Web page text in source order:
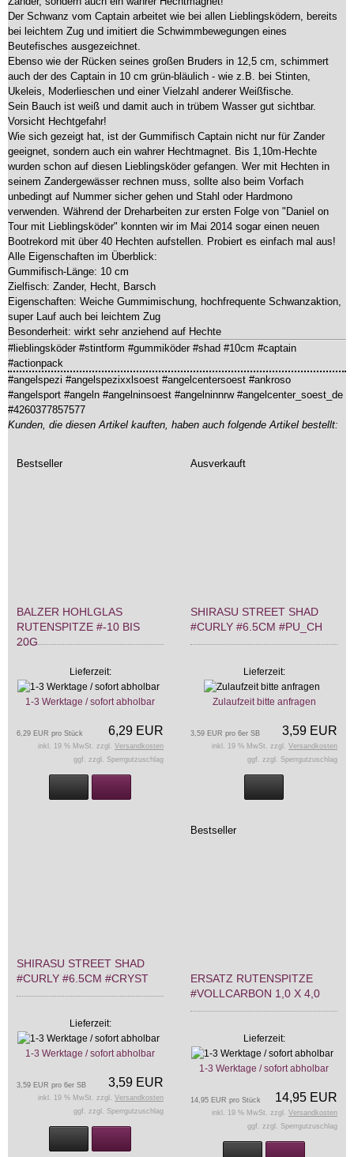
Der Schwanz vom Captain arbeitet wie bei allen Lieblingsködern, bereits
bei leichtem Zug und imitiert die Schwimmbewegungen eines
Beutefisches ausgezeichnet.
Ebenso wie der Rücken seines großen Bruders in 12,5 cm, schimmert
auch der des Captain in 10 cm grün-bläulich - wie z.B. bei Stinten,
Ukeleis, Moderlieschen und einer Vielzahl anderer Weißfische.
Sein Bauch ist weiß und damit auch in trübem Wasser gut sichtbar.
Vorsicht Hechtgefahr!
Wie sich gezeigt hat, ist der Gummifisch Captain nicht nur für Zander
geeignet, sondern auch ein wahrer Hechtmagnet. Bis 1,10m-Hechte
wurden schon auf diesen Lieblingsköder gefangen. Wer mit Hechten in
seinem Zandergewässer rechnen muss, sollte also beim Vorfach
unbedingt auf Nummer sicher gehen und Stahl oder Hardmono
verwenden. Während der Dreharbeiten zur ersten Folge von "Daniel on
Tour mit Lieblingsköder" konnten wir im Mai 2014 sogar einen neuen
Bootrekord mit über 40 Hechten aufstellen. Probiert es einfach mal aus!
Alle Eigenschaften im Überblick:
Gummifisch-Länge: 10 cm
Zielfisch: Zander, Hecht, Barsch
Eigenschaften: Weiche Gummimischung, hochfrequente Schwanzaktion,
super Lauf auch bei leichtem Zug
Besonderheit: wirkt sehr anziehend auf Hechte
#lieblingsköder #stintform #gummiköder #shad #10cm #captain
#actionpack
#angelspezi #angelspezixxlsoest #angelcentersoest #ankroso
#angelsport #angeln #angelninsoest #angelninnrw #angelcenter_soest_de
#4260377857577
Kunden, die diesen Artikel kauften, haben auch folgende Artikel bestellt:
Bestseller
BALZER HOHLGLAS
RUTENSPITZE #-10 BIS
20G
Lieferzeit:
1-3 Werktage / sofort abholbar
6,29 EUR
6,29 EUR pro Stück
inkl. 19 % MwSt. zzgl. Versandkosten
ggf. zzgl. Sperrgutzuschlag
Ausverkauft
SHIRASU STREET SHAD
#CURLY #6.5CM #PU_CH
Lieferzeit:
Zulaufzeit bitte anfragen
3,59 EUR
3,59 EUR pro 6er SB
inkl. 19 % MwSt. zzgl. Versandkosten
ggf. zzgl. Sperrgutzuschlag
SHIRASU STREET SHAD
#CURLY #6.5CM #CRYST
Lieferzeit:
1-3 Werktage / sofort abholbar
3,59 EUR
3,59 EUR pro 6er SB
inkl. 19 % MwSt. zzgl. Versandkosten
ggf. zzgl. Sperrgutzuschlag
Bestseller
ERSATZ RUTENSPITZE
#VOLLCARBON 1,0 X 4,0
Lieferzeit:
1-3 Werktage / sofort abholbar
14,95 EUR
14,95 EUR pro Stück
inkl. 19 % MwSt. zzgl. Versandkosten
ggf. zzgl. Sperrgutzuschlag